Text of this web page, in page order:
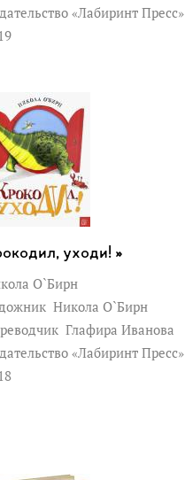
«Лабиринт Пресс»
уходи! »
О`Бирн
Никола О`Бирн
Глафира Иванова
«Лабиринт Пресс»